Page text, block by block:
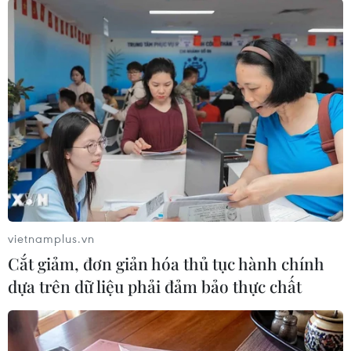
Phú tại Di tích Lịch sử quốc gia thành An Thổ.
(TTXVN/Vietnam+)
#Tổng Bí thư Trần Phú
#Tổng Bí thư đầu tiên của Đảng
vietnamplus.vn
Cắt giảm, đơn giản hóa thủ tục hành chính
dựa trên dữ liệu phải đảm bảo thực chất